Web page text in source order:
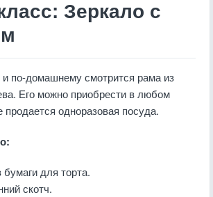
Зеркало c
по-домашнему смотрится рама из
Его можно приобрести в любом
продается одноразовая посуда.
для торта.
скотч.